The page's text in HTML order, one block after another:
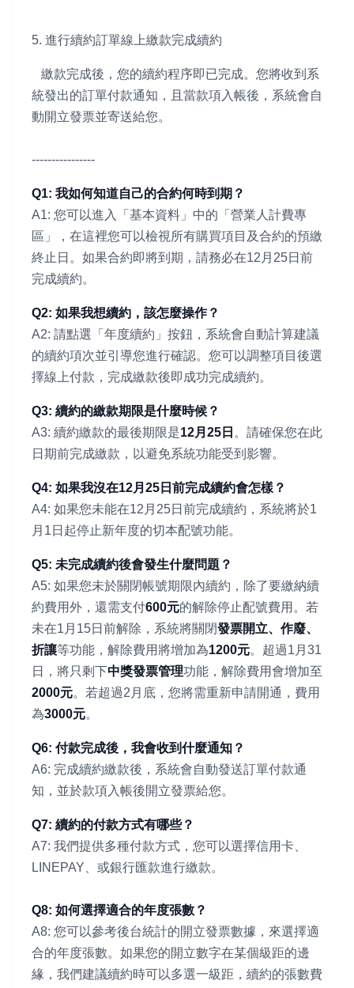
5. 進行續約訂單線上繳款完成續約
繳款完成後，您的續約程序即已完成。您將收到系
統發出的訂單付款通知，且當款項入帳後，系統會自
動開立發票並寄送給您。
----------------
Q1: 我如何知道自己的合約何時到期？
A1: 您可以進入「基本資料」中的「營業人計費專
區」，在這裡您可以檢視所有購買項目及合約的預繳
終止日。如果合約即將到期，請務必在12月25日前
完成續約。
Q2: 如果我想續約，該怎麼操作？
A2: 請點選「年度續約」按鈕，系統會自動計算建議
的續約項次並引導您進行確認。您可以調整項目後選
擇線上付款，完成繳款後即成功完成續約。
Q3: 續約的繳款期限是什麼時候？
A3: 續約繳款的最後期限是12月25日 。請確保您在此
日期前完成繳款，以避免系統功能受到影響。
Q4: 如果我沒在12月25日前完成續約會怎樣？
A4: 如果您未能在12月25日前完成續約，系統將於1
月1日起停止新年度的切本配號功能。
Q5: 未完成續約後會發生什麼問題？
A5: 如果您未於關閉帳號期限內續約，除了要繳納續
約費用外，還需支付600元的解除停止配號費用。若
未在1月15日前解除，系統將關閉發票開立、作廢、
折讓等功能，解除費用將增加為1200元。超過1月31
日，將只剩下中獎發票管理功能，解除費用會增加至
2000元。若超過2月底，您將需重新申請開通，費用
為3000元。
Q6: 付款完成後，我會收到什麼通知？
A6: 完成續約繳款後，系統會自動發送訂單付款通
知，並於款項入帳後開立發票給您。
Q7: 續約的付款方式有哪些？
A7: 我們提供多種付款方式，您可以選擇信用卡、
LINEPAY、或銀行匯款進行繳款。
Q8: 如何選擇適合的年度張數？
A8: 您可以參考後台統計的開立發票數據，來選擇適
合的年度張數。如果您的開立數字在某個級距的邊
緣，我們建議續約時可以多選一級距，續約的張數費